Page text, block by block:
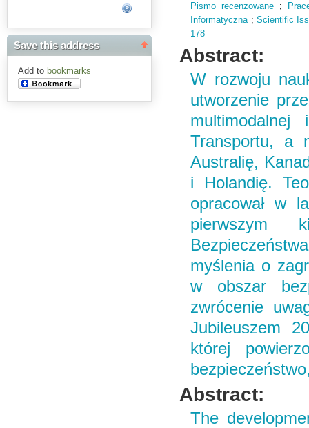
Save this address
Add to bookmarks
Pismo recenzowane ;
Informatyczna; Scientific
178
Abstract:
W rozwoju
utworzenie
multimodalnej
Transportu, a
Australię,
i Holandię.
opracował w
pierwszym
myślenia o
w obszar
zwrócenie
Jubileuszem
której
Abstract:
The